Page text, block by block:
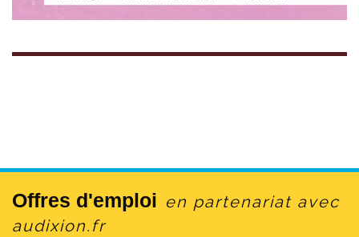
Offres d'emploi en partenariat avec
audixion.fr